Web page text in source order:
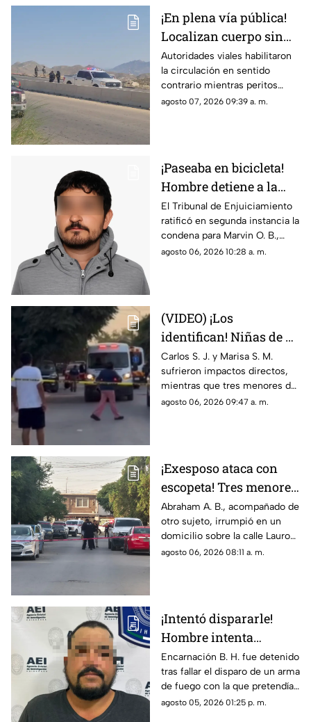
¡En plena vía pública!
Localizan cuerpo sin
vida en Camino Real;
desvían tráfico
Autoridades viales habilitaron
la circulación en sentido
contrario mientras peritos
procesan la escena; solicitan
agosto 07, 2026 09:39 a. m.
¡Paseaba en bicicleta!
Hombre detiene a la
fuerza a menor de 12
años y lo viola en
Chihuahua; así logró
escapar
El Tribunal de Enjuiciamiento
ratificó en segunda instancia la
condena para Marvin O. B.,
quien agredió a un niño de 12
agosto 06, 2026 10:28 a. m.
(VIDEO) ¡Los
identifican! Niñas de 9
y 11 años y un
adolescente entre los
heridos de gravedad en
el ataque de esta
Carlos S. J. y Marisa S. M.
sufrieron impactos directos,
mientras que tres menores de
14, 11 y 9 años resultaron
familiar.
agosto 06, 2026 09:47 a. m.
¡Exesposo ataca con
escopeta! Tres menores
y una pareja resultan
gravemente heridos en
Ciudad Juárez
Abraham A. B., acompañado de
otro sujeto, irrumpió en un
domicilio sobre la calle Lauro
de Uranga; paramédicos
agosto 06, 2026 08:11 a. m.
¡Intentó dispararle!
Hombre intenta
asesinar a su esposa y
la asfixia en
Chihuahua
Encarnación B. H. fue detenido
tras fallar el disparo de un arma
de fuego con la que pretendía
privar de la vida a su pareja en
agosto 05, 2026 01:25 p. m.